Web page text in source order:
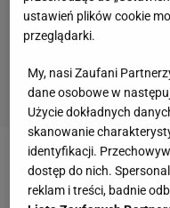
Zobacz wideo
Lewandowskiego
ustawień plików cookie
przeglądarki.
My, nasi Zaufani
dane osobowe w
Użycie dokładnych
skanowanie
identyfikacji.
dostęp do nich.
reklam i treści, badnie